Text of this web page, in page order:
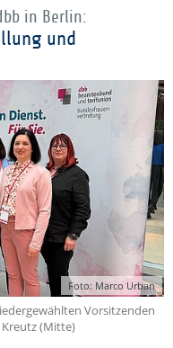
in Berlin:
und
Foto: Marco Urban
Vorsitzenden
(Mitte)